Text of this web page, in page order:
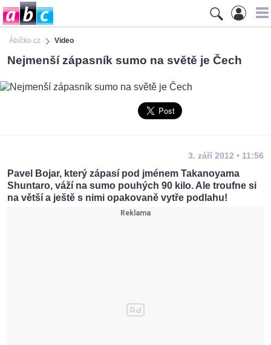
Ábíčko.cz Video
Nejmenší zápasník sumo na světě je Čech
3. září 2012 • 11:56
Pavel Bojar, který zápasí pod jménem Takanoyama
Shuntaro, váží na sumo pouhých 90 kilo. Ale troufne si
na větší a ještě s nimi opakovaně vytře podlahu!